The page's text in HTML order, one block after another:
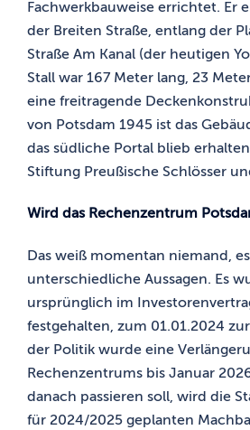
Fachwerkbauweise errichtet. Er
der Breiten Straße, entlang der
Straße Am Kanal (der heutigen
Stall war 167 Meter lang, 23
eine freitragende
von Potsdam 1945 ist das
das südliche Portal blieb
Stiftung Preußische Schlösser
Wird das Rechenzentrum
Das weiß momentan niemand,
unterschiedliche Aussagen. Es
ursprünglich im
festgehalten, zum 01.01.2024
der Politik wurde eine
Rechenzentrums bis Januar
danach passieren soll, wird die
für 2024/2025 geplanten